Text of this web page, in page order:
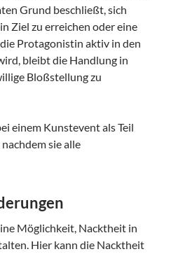
Grund beschließt, sich
Ziel zu erreichen oder eine
Protagonistin aktiv in den
bleibt die Handlung in
Bloßstellung zu
einem Kunstevent als Teil
sie alle
Möglichkeit, Nacktheit in
Hier kann die Nacktheit